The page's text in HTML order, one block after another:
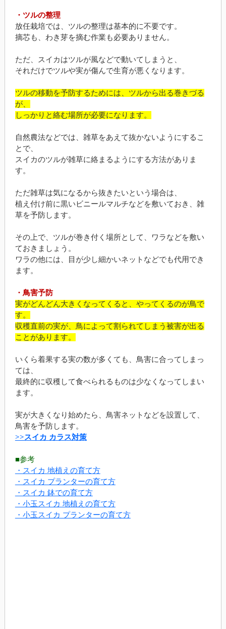
・ツルの整理
放任栽培では、ツルの整理は基本的に不要です。
摘芯も、わき芽を摘む作業も必要ありません。
ただ、スイカはツルが風などで動いてしまうと、
それだけでツルや実が傷んで生育が悪くなります。
ツルの移動を予防するためには、ツルから出る巻きづる
が、
しっかりと絡む場所が必要になります。
自然農法などでは、雑草をあえて抜かないようにするこ
とで、
スイカのツルが雑草に絡まるようにする方法がありま
す。
ただ雑草は気になるから抜きたいという場合は、
植え付け前に黒いビニールマルチなどを敷いておき、雑
草を予防します。
その上で、ツルが巻き付く場所として、ワラなどを敷い
ておきましょう。
ワラの他には、目が少し細かいネットなどでも代用でき
ます。
・鳥害予防
実がどんどん大きくなってくると、やってくるのが鳥で
す。
収穫直前の実が、鳥によって割られてしまう被害が出る
ことがあります。
いくら着果する実の数が多くても、鳥害に合ってしまっ
ては、
最終的に収穫して食べられるものは少なくなってしまい
ます。
実が大きくなり始めたら、鳥害ネットなどを設置して、
鳥害を予防します。
>>スイカ カラス対策
■参考
・スイカ 地植えの育て方
・スイカ プランターの育て方
・スイカ 鉢での育て方
・小玉スイカ 地植えの育て方
・小玉スイカ プランターの育て方